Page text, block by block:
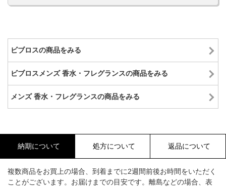
ビブロスの商品をみる
ビブロスメンズ 香水・フレグランスの商品をみる
メンズ 香水・フレグランスの商品をみる
納期について 処方について 返品について
複数商品をお買上の場合、到着までに2週間前後お時間をいただく
ことがございます。お届けまでの目安です。離島などの場合、表